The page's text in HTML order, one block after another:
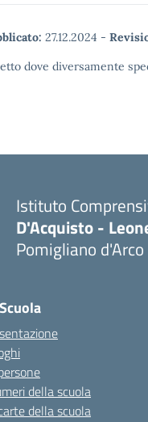
27.12.2024 -
dove diversamente
Istituto
D'Acquisto -
Pomigliano d'Arco
della scuola
della scuola